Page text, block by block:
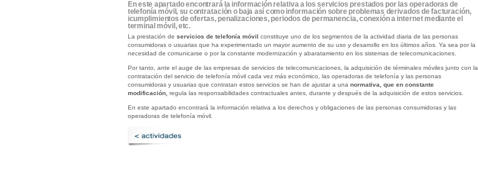
En este apartado encontrará la información relativa a los servicios prestados por las operadoras de
telefonía móvil, su contratación o baja así como información sobre problemas derivados de facturación,
icumplimientos de ofertas, penalizaciones, periodos de permanencia, conexión a internet mediante el
terminal móvil, etc.
La prestación de servicios de telefonía móvil constituye uno de los segmentos de la actividad diaria de las personas
consumidoras o usuarias que ha experimentado un mayor aumento de su uso y desarrollo en los últimos años. Ya sea por la
necesidad de comunicarse o por la constante modernización y abaratamiento en los sistemas de telecomunicaciones.
Por tanto, ante el auge de las empresas de servicios de telecomunicaciones, la adquisición de términales móviles junto con la
contratación del servicio de telefonía móvil cada vez más económico, las operadoras de telefonía y las personas
consumidoras y usuarias que contratan estos servicios se han de ajustar a una normativa , que en constante
modificación, regula las responsabilidades contractuales antes, durante y después de la adquisición de estos servicios.
En este apartado encontrará la información relativa a los derechos y obligaciones de las personas consumidoras y las
operadoras de telefonía móvil.